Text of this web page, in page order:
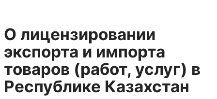
О лицензировании
экспорта и импорта
товаров (работ, услуг) в
Республике Казахстан